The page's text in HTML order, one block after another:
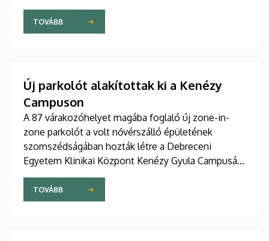
elnöke, valamint Szőllősi Anna ápolási és
szakdolgozói igazgató adta át pénteken
ünnepélyes keretek között az Elnöki Hivatalban.
TOVÁBB
Új parkolót alakítottak ki a Kenézy
Campuson
A 87 várakozóhelyet magába foglaló új zone-in-
zone parkolót a volt nővérszálló épületének
szomszédságában hozták létre a Debreceni
Egyetem Klinikai Központ Kenézy Gyula Campusán.
Az új területet várhatóan augusztusban nyitják meg
a járművek előtt.
TOVÁBB